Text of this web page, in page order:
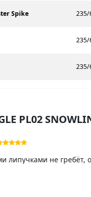
Spike 235/
235/
235/
PL02
липучками не гребёт,